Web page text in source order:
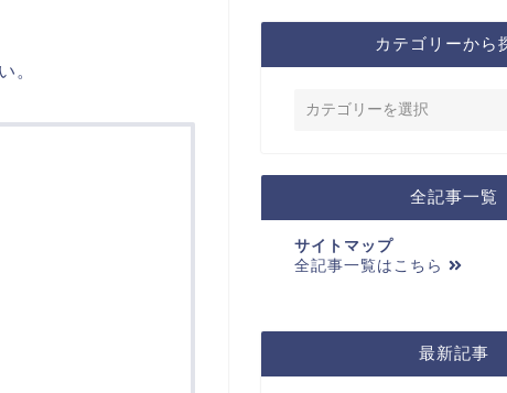
。
カテゴリーから
全記事一覧
サイトマップ
全記事一覧はこちら
最新記事